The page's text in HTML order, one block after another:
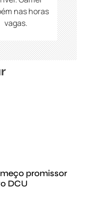
nas horas
vagas.
promissor
DCU